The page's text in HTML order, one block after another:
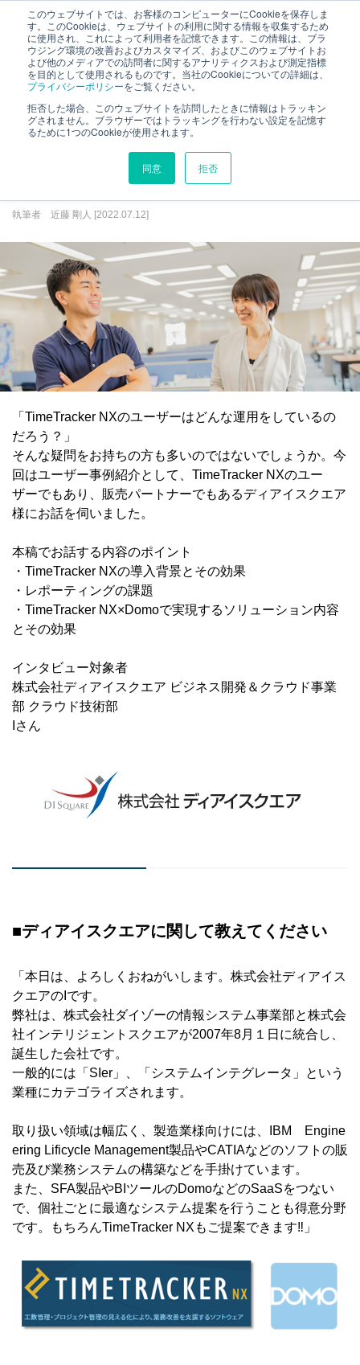
このウェブサイトでは、お客様のコンピューターにCookieを保存しま
す。このCookieは、ウェブサイトの利用に関する情報を収集するため
に使用され、これによって利用者を記憶できます。この情報は、ブラ
ウジング環境の改善およびカスタマイズ、およびこのウェブサイトお
よび他のメディアでの訪問者に関するアナリティクスおよび測定指標
を目的として使用されるものです。当社のCookieについての詳細は、
プライバシーポリシーをご覧ください。
拒否した場合、このウェブサイトを訪問したときに情報はトラッキン
グされません。ブラウザーではトラッキングを行わない設定を記憶す
るために1つのCookieが使用されます。
同意 拒否
工数管理
課題・不具合・要求
導入事例
TimeTracker NX について 利用規約
運営会社 個人情報保護方針
【ユーザー事例】TimeTracker NXとBIツール
Domoとの連携で、データの可視化を高め、経
執筆者 近藤 剛人 [2022.07.12]
「TimeTracker NXのユーザーはどんな運用をしているの
だろう？」
そんな疑問をお持ちの方も多いのではないでしょうか。今
回はユーザー事例紹介として、TimeTracker NXのユー
ザーでもあり、販売パートナーでもあるディアイスクエア
様にお話を伺いました。
本稿でお話する内容のポイント
・TimeTracker NXの導入背景とその効果
・レポーティングの課題
・TimeTracker NX×Domoで実現するソリューション内容
とその効果
インタビュー対象者
株式会社ディアイスクエア ビジネス開発＆クラウド事業
部 クラウド技術部
Iさん
■ディアイスクエアに関して教えてください
「本日は、よろしくおねがいします。株式会社ディアイス
クエアのIです。
弊社は、株式会社ダイゾーの情報システム事業部と株式会
社インテリジェントスクエアが2007年8月１日に統合し、
誕生した会社です。
一般的には「SIer」、「システムインテグレータ」という
業種にカテゴライズされます。
取り扱い領域は幅広く、製造業様向けには、IBM Engine
ering Lificycle Management製品やCATIAなどのソフトの販
売及び業務システムの構築などを手掛けています。
また、SFA製品やBIツールのDomoなどのSaaSをつない
で、個社ごとに最適なシステム提案を行うことも得意分野
です。もちろんTimeTracker NXもご提案できます‼」